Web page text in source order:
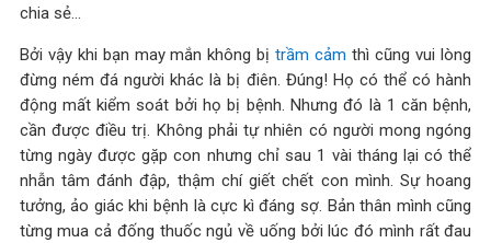
chia sẻ…
Bởi vậy khi bạn may mắn không bịtrầm cảm thì cũng vui lòng
đừng ném đá người khác là bị điên. Đúng! Họ có thể có hành
động mất kiểm soát bởi họ bị bệnh. Nhưng đó là 1 căn bệnh,
cần được điều trị. Không phải tự nhiên có người mong ngóng
từng ngày được gặp con nhưng chỉ sau 1 vài tháng lại có thể
nhẫn tâm đánh đập, thậm chí giết chết con mình. Sự hoang
tưởng, ảo giác khi bệnh là cực kì đáng sợ. Bản thân mình cũng
từng mua cả đống thuốc ngủ về uống bởi lúc đó mình rất đau